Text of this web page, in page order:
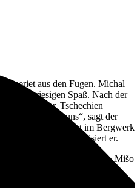
geriet aus den Fugen. Michal
ihm riesigen Spaß. Nach der
beschloss er, Tschechien
mehr als bei uns“, sagt der
Er arbeitete dort im Bergwerk
Jahre gearbeitet“, präzisiert er.
Ein gewöhnlicher Samstag. Mišo